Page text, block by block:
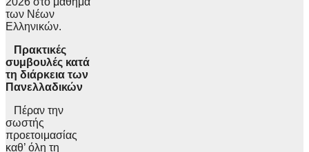
των Νέων
Ελληνικών.
Πρακτικές
συμβουλές κατά
τη διάρκεια των
Πανελλαδικών
Πέραν την
σωστής
προετοιμασίας
καθ’ όλη τη